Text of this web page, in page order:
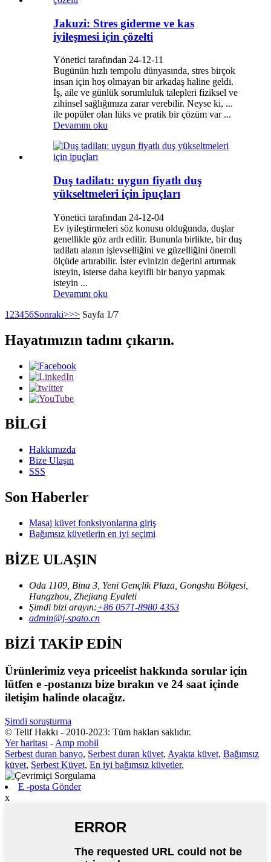
Jakuzi: Stres giderme ve kas
iyileşmesi için çözelti
Yönetici tarafından 24-12-11
Bugünün hızlı tempolu dünyasında, stres birçok
insan için hoş olmayan bir arkadaş haline geldi.
İş, aile ve günlük sorumluluk talepleri fiziksel ve
zihinsel sağlığımıza zarar verebilir. Neyse ki, ...
ile popüler olan lüks ve pratik bir çözüm var ...
Devamını oku
Duş tadilatı: uygun fiyatlı duş
yükseltmeleri için ipuçları
Yönetici tarafından 24-12-04
Ev iyileştirmeleri söz konusu olduğunda, duşlar
genellikle göz ardı edilir. Bununla birlikte, bir duş
tadilatı alanın işlevselliğini ve güzelliğini önemli
ölçüde artırabilir. İster evinizin değerini artırmak
isteyin, isterse daha keyifli bir banyo yapmak
isteyin ...
Devamını oku
1 23456Sonraki>>> Sayfa 1/7
Hayatımızın tadını çıkarın.
BİLGİ
Hakkımızda
Bize Ulaşın
SSS
Son Haberler
Masaj küvet fonksiyonlarına giriş
Bağımsız küvetlerin en iyi seçimi
BİZE ULAŞIN
Oda 1109, Bina 3, Yeni Gençlik Plaza, Gongshu Bölgesi,
Hangzhou, Zhejiang Eyaleti
Şimdi bizi arayın:+86 0571-8980 4353
admin@j-spato.cn
BİZİ TAKİP EDİN
Ürünlerimiz veya priceelist hakkında sorular için
lütfen e -postanızı bize bırakın ve 24 saat içinde
iletişim halinde olacağız.
Şimdi soruşturma
© Telif Hakkı - 2010-2023: Tüm hakları saklıdır.
Yer haritası - Amp mobil
Serbest duran banyo, Serbest duran küvet, Ayakta küvet, Bağımsız
küvet, Serbest Küvet, En iyi bağımsız küvetler,
E -posta Gönder
x